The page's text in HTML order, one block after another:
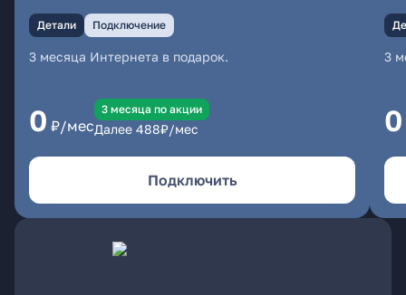
Детали Подключение
3 месяца Интернета в подарок.
0 ₽/мес
3 месяцa по акции
Далее 488₽/мес
Подключить
3
0